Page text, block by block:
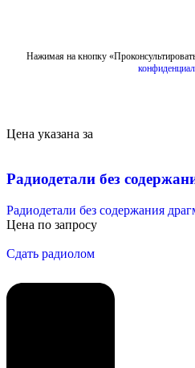
Нажимая на кнопку
Цена указана за
Радиодетали без
Радиодетали без содержания
Цена по запросу
Сдать радиолом